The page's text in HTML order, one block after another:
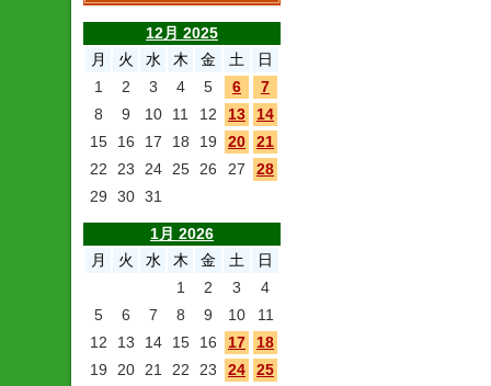
12月 2025
月
火 水 木 金 土
日
1
2 3 4 5 6
7
8
9 10 11 12 13
14
15
16 17 18 19 20
21
22
23 24 25 26 27
28
29
30 31
1月 2026
月
火 水 木 金 土
日
1
2 3
4
5
6 7 8 9 10
11
12
13 14 15 16 17
18
19
20 21 22 23 24
25